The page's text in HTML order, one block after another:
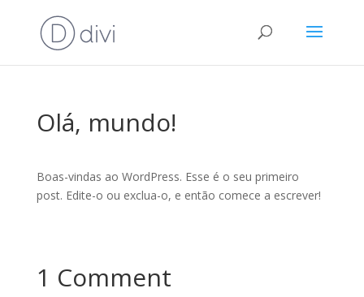
Olá, mundo!
Boas-vindas ao WordPress. Esse é o seu primeiro
post. Edite-o ou exclua-o, e então comece a escrever!
1 Comment